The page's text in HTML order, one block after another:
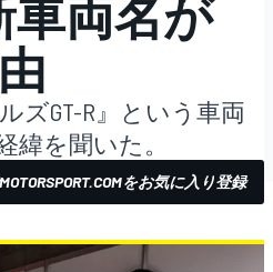
車両名が
ズGT-R』という車両
緯を聞いた。
をお気に入り登録